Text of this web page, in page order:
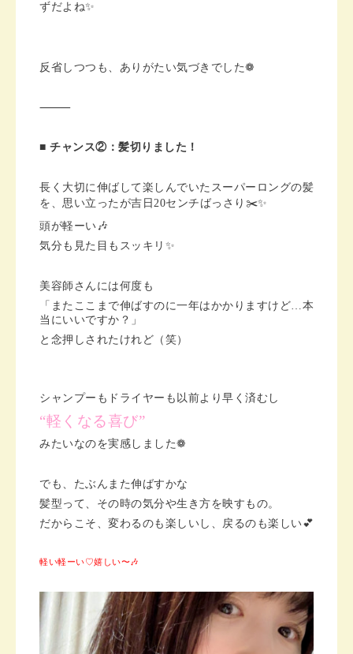
ずだよね✨
反省しつつも、ありがたい気づきでした❁︎
⸻
■ チャンス②：髪切りました！
長く大切に伸ばして楽しんでいたスーパーロングの髪
を、思い立ったが吉日20センチばっさり✂️✨
頭が軽ーい🎶
気分も見た目もスッキリ✨
美容師さんには何度も
「またここまで伸ばすのに一年はかかりますけど…本
当にいいですか？」
と念押しされたけれど（笑）
シャンプーもドライヤーも以前より早く済むし
“軽くなる喜び”
みたいなのを実感しました❁︎
でも、たぶんまた伸ばすかな
髪型って、その時の気分や生き方を映すもの。
だからこそ、変わるのも楽しいし、戻るのも楽しい💕
軽い軽ーい♡嬉しい〜🎶